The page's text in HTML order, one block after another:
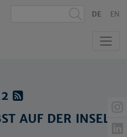
DE EN
AUF DER INSEL